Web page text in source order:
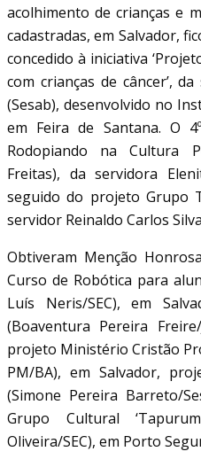
acolhimento de crianças e
cadastradas, em Salvador,
concedido à iniciativa
com crianças de câncer’,
(Sesab), desenvolvido no
em Feira de Santana. O
Rodopiando na Cultura
Freitas), da servidora
seguido do projeto Grupo
servidor Reinaldo Carlos
Obtiveram Menção
Curso de Robótica para
Luís Neris/SEC), em
(Boaventura Pereira
projeto Ministério Cristão
PM/BA), em Salvador,
(Simone Pereira Barreto/
Grupo Cultural
Oliveira/SEC), em Porto